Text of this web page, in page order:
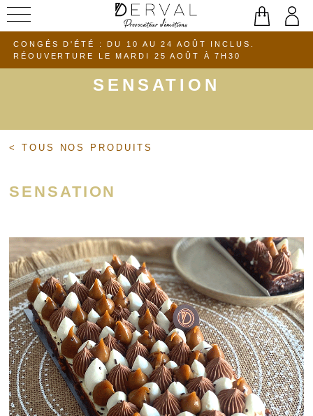
Aller
contenu
CONGÉS D'ÉTÉ : DU 10 AU 24 AOÛT INCLUS.
RÉOUVERTURE LE MARDI 25 AOÛT À 7H30
SENSATION
< TOUS NOS PRODUITS
SENSATION